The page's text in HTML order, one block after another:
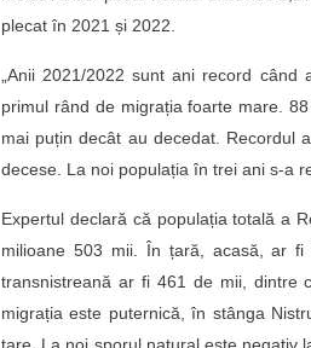
plecat în 2021 și 2022.
„Anii 2021/2022 sunt ani record
primul rând de migrația foarte mare.
mai puțin decât au decedat. Recordul
decese. La noi populația în trei ani s-a
Expertul declară că populația totală a
milioane 503 mii. În țară, acasă, ar
transnistreană ar fi 461 de mii, dintre
migrația este puternică, în stânga